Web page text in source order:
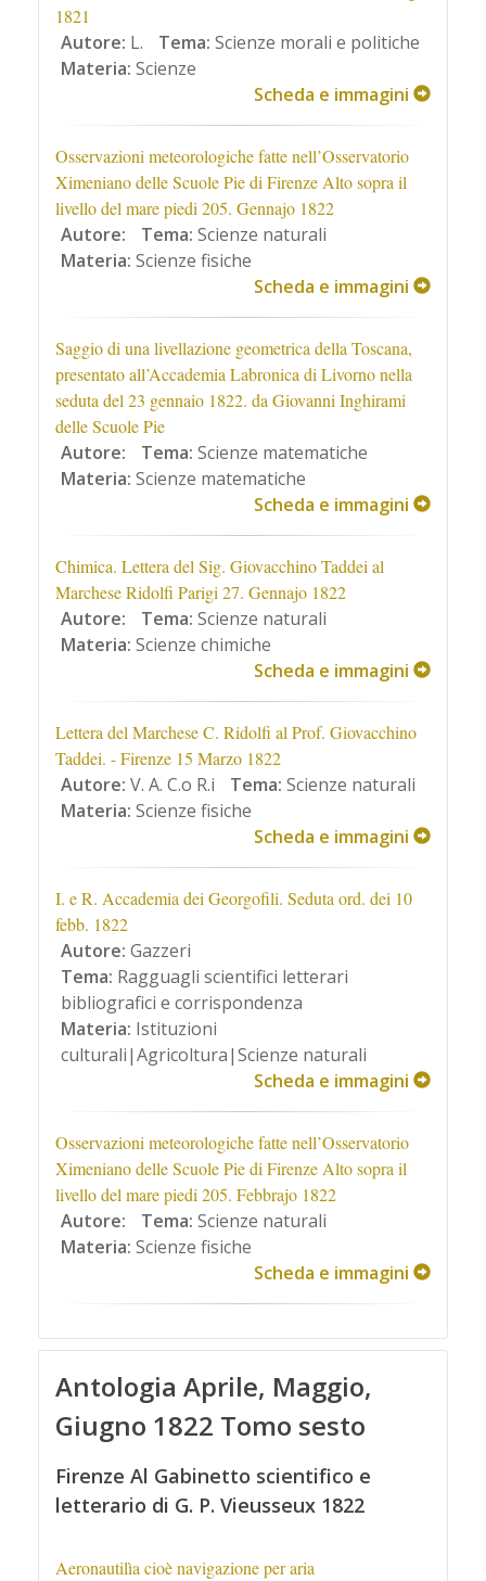
1821
Autore: L. Tema: Scienze morali e politiche
Materia: Scienze
Scheda e immagini
Osservazioni meteorologiche fatte nell’Osservatorio
Ximeniano delle Scuole Pie di Firenze Alto sopra il
livello del mare piedi 205. Gennajo 1822
Autore: Tema: Scienze naturali
Materia: Scienze fisiche
Scheda e immagini
Saggio di una livellazione geometrica della Toscana,
presentato all’Accademia Labronica di Livorno nella
seduta del 23 gennaio 1822. da Giovanni Inghirami
delle Scuole Pie
Autore: Tema: Scienze matematiche
Materia: Scienze matematiche
Scheda e immagini
Chimica. Lettera del Sig. Giovacchino Taddei al
Marchese Ridolfi Parigi 27. Gennajo 1822
Autore: Tema: Scienze naturali
Materia: Scienze chimiche
Scheda e immagini
Lettera del Marchese C. Ridolfi al Prof. Giovacchino
Taddei. - Firenze 15 Marzo 1822
Autore: V. A. C.o R.i Tema: Scienze naturali
Materia: Scienze fisiche
Scheda e immagini
I. e R. Accademia dei Georgofili. Seduta ord. dei 10
febb. 1822
Autore: Gazzeri
Tema: Ragguagli scientifici letterari
bibliografici e corrispondenza
Materia: Istituzioni
culturali|Agricoltura|Scienze naturali
Scheda e immagini
Osservazioni meteorologiche fatte nell’Osservatorio
Ximeniano delle Scuole Pie di Firenze Alto sopra il
livello del mare piedi 205. Febbrajo 1822
Autore: Tema: Scienze naturali
Materia: Scienze fisiche
Scheda e immagini
Antologia Aprile, Maggio,
Giugno 1822 Tomo sesto
Firenze Al Gabinetto scientifico e
letterario di G. P. Vieusseux 1822
Aeronautilìa cioè navigazione per aria